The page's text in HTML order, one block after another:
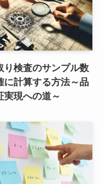
り検査のサンプル数
に計算する方法～品
実現への道～